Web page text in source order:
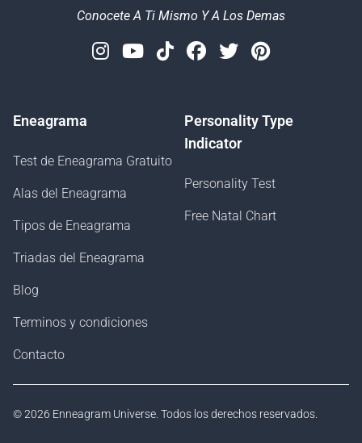
Conocete A Ti Mismo Y A Los Demas
Instagram
Youtube
TiktokFacebook
TwitterPinterest
Eneagrama
Test de Eneagrama Gratuito
Alas del Eneagrama
Tipos de Eneagrama
Triadas del Eneagrama
Blog
Terminos y condiciones
Contacto
Personality Type
Indicator
Personality Test
Free Natal Chart
© 2026 Enneagram Universe . Todos los derechos reservados.